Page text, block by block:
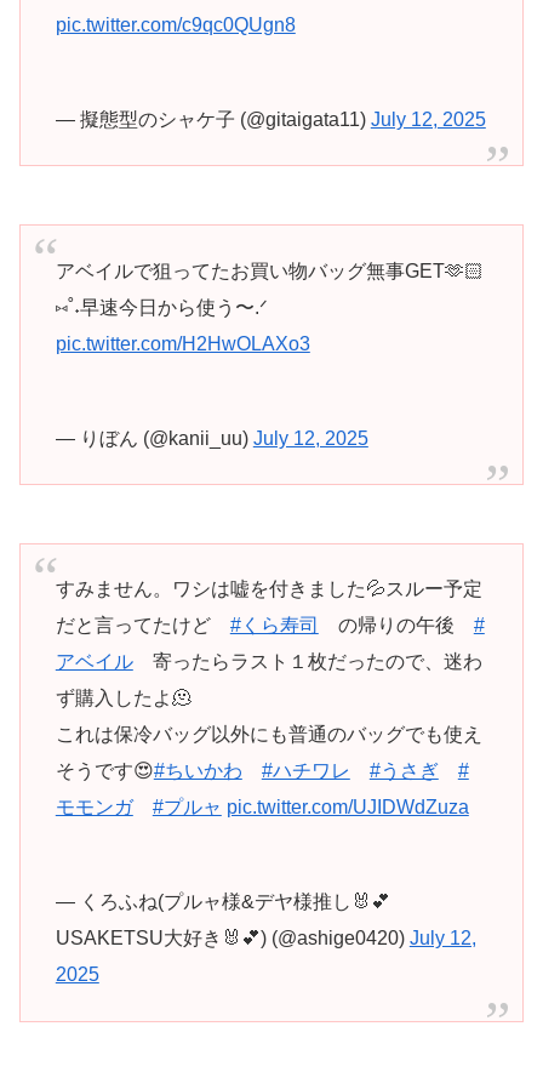
pic.twitter.com/c9qc0QUgn8
— 擬態型のシャケ子 (@gitaigata11) July 12, 2025
アベイルで狙ってたお買い物バッグ無事GET🫶🏻
⑅˚˖早速今日から使う〜.ᐟ
pic.twitter.com/H2HwOLAXo3
— りぼん (@kanii_uu) July 12, 2025
すみません。ワシは嘘を付きました💦スルー予定
だと言ってたけど #くら寿司 の帰りの午後 #
アベイル寄ったらラスト１枚だったので、迷わ
ず購入したよ🫠
これは保冷バッグ以外にも普通のバッグでも使え
そうです😍#ちいかわ #ハチワレ #うさぎ
#
モモンガ
#プルャ pic.twitter.com/UJIDWdZuza
— くろふね(プルャ様&デヤ様推し🐰💕
USAKETSU大好き🐰💕) (@ashige0420) July 12,
2025